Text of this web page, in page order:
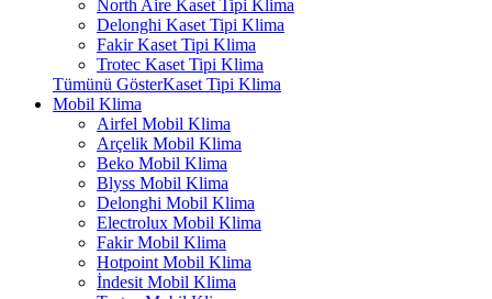
North Aire Kaset Tipi Klima
Delonghi Kaset Tipi Klima
Fakir Kaset Tipi Klima
Trotec Kaset Tipi Klima
Tümünü GösterKaset Tipi Klima
Mobil Klima
Airfel Mobil Klima
Arçelik Mobil Klima
Beko Mobil Klima
Blyss Mobil Klima
Delonghi Mobil Klima
Electrolux Mobil Klima
Fakir Mobil Klima
Hotpoint Mobil Klima
İndesit Mobil Klima